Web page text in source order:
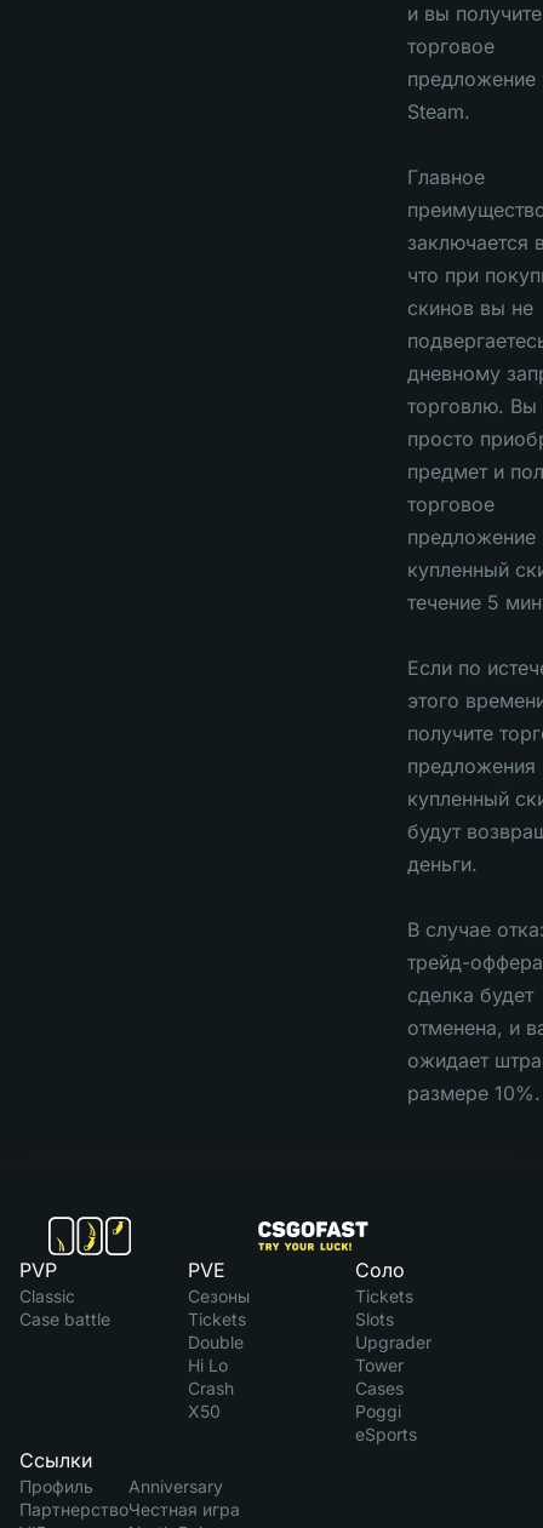
и вы получите
торговое
предложение
Steam.
Главное
заключается
что при
скинов вы не
дневному
торговлю.
просто
предмет и
торговое
предложение
купленный
течение 5
Если по
этого
получите
предложения
купленный
будут
деньги.
В случае
трейд-
сделка будет
отменена, и
ожидает
размере 10%.
PVP
Classic
Case battle
PVE
Сезоны
Tickets
Double
Hi Lo
Crash
X50
Соло
Tickets
Slots
Upgrader
Tower
Cases
Poggi
eSports
Ссылки
Профиль
Партнерство
Anniversary
Честная игра